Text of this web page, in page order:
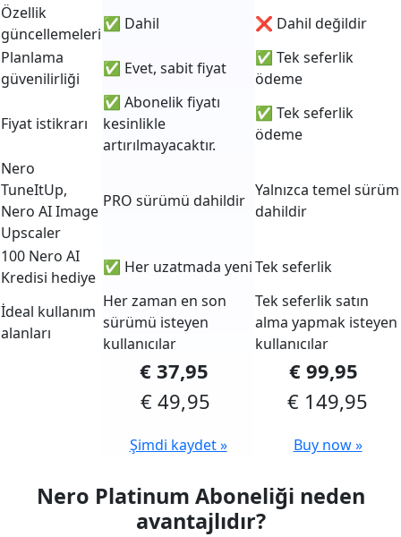
Özellik
güncellemeleri
✅ Dahil
❌ Dahil değildir
Planlama
güvenilirliği
✅ Evet, sabit fiyat
✅ Tek seferlik
ödeme
Fiyat istikrarı
✅ Abonelik fiyatı
kesinlikle
artırılmayacaktır.
✅ Tek seferlik
ödeme
Nero
TuneItUp,
Nero AI Image
Upscaler
PRO sürümü dahildir
Yalnızca temel sürüm
dahildir
100 Nero AI
Kredisi hediye
✅ Her uzatmada yeniTek seferlik
İdeal kullanım
alanları
Her zaman en son
sürümü isteyen
kullanıcılar
Tek seferlik satın
alma yapmak isteyen
kullanıcılar
€ 37,95
€ 49,95
Şimdi kaydet »
€ 99,95
€ 149,95
Buy now »
Nero Platinum Aboneliği neden
avantajlıdır?